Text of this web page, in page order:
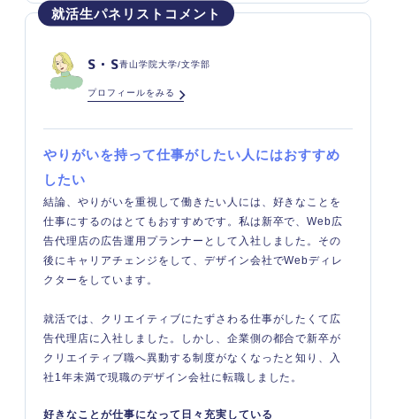
S・S青山学院大学/文学部
プロフィールをみる
やりがいを持って仕事がしたい人にはおすすめ
したい
結論、やりがいを重視して働きたい人には、好きなことを
仕事にするのはとてもおすすめです。私は新卒で、Web広
告代理店の広告運用プランナーとして入社しました。その
後にキャリアチェンジをして、デザイン会社でWebディレ
クターをしています。
就活では、クリエイティブにたずさわる仕事がしたくて広
告代理店に入社しました。しかし、企業側の都合で新卒が
クリエイティブ職へ異動する制度がなくなったと知り、入
社1年未満で現職のデザイン会社に転職しました。
好きなことが仕事になって日々充実している